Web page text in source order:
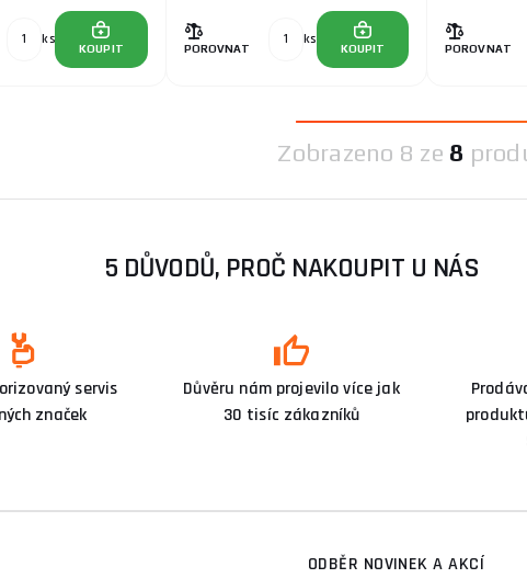
ks
KOUPIT POROVNAT
ks
KOUPIT POROVNAT
Zobrazeno 8 ze 8
5 DŮVODŮ, PROČ NAKOUPIT U NÁS
servis
značek
Důvěru nám projevilo více jak
30 tisíc zákazníků
ODBĚR NOVINEK A AKCÍ